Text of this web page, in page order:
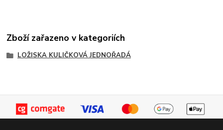
Zboží zařazeno v kategoriích
LOŽISKA KULIČKOVÁ JEDNOŘADÁ